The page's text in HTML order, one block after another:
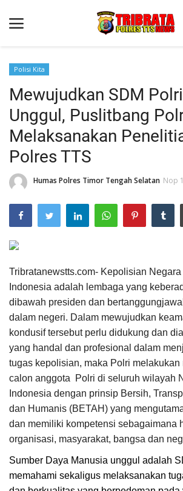
Beranda
Terms & Conditions
Reskrim
Binkam
Lantas
Giat Ops
Polisi Kita
Jurnal Kamtibmas
Polisi Kita
Mewujudkan SDM
Unggul, Puslitbang
Melaksanakan
Polres TTS
Humas Polres Timor Tengah Selatan Nop
Tribratanewstts.com- Kepolisian
Indonesia adalah lembaga yang
dibawah presiden dan
dalam negeri. Dalam mewujudkan
kondusif tersebut perlu didukung dan
yang handal dan profesional dalam
tugas kepolisian, maka Polri melakukan
calon anggota Polri di seluruh wilayah
Indonesia dengan prinsip Bersih,
dan Humanis (BETAH) yang
dan memiliki kompetensi sebagaimana
organisasi, masyarakat, bangsa dan
Sumber Daya Manusia unggul adalah
memahami sekaligus melaksanakan